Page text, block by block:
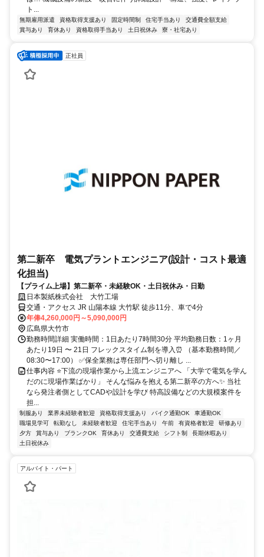
ト...
無期雇用派遣 資格取得支援あり 固定時間制 住宅手当あり
交通費全額支給
賞与あり
育休あり 資格取得手当あり 土日祝休み 寮・社宅あり
正社員
第二新卒 電気プラントエンジニア(設計・コスト最適
化担当)
【プライム上場】第二新卒・未経験OK・土日祝休み・日勤
日本製紙株式会社 大竹工場
交通・アクセス JR 山陽本線 大竹駅 徒歩11分、車で4分
年俸4,260,000円～5,090,000円
広島県大竹市
勤務時間詳細 実働時間：1日あたり7時間30分 平均勤務日数：1ヶ月
あたり19日 〜 21日 フレックスタイム制を導入⏰ （基本勤務時間／
08:30〜17:00） ✅保全業務は専任部門へ切り離し ...
仕事内容 ⭐️下流の現場作業から上流エンジニアへ 「大学で電気を学ん
だのに現場作業ばかり」 そんな悩みを抱える第二新卒の方へ✨ 当社
なら発注者側としてCADや設計を学び 特高設備などの大規模案件を
担...
制服あり 業界未経験者歓迎 資格取得支援あり バイク通勤OK
車通勤OK
職場見学可
転勤なし 未経験者歓迎 住宅手当あり 午前 有資格者歓迎
研修あり
夕方
賞与あり ブランクOK 育休あり 交通費支給 シフト制
長期休暇あり
土日祝休み
アルバイト・パート